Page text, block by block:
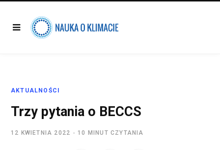
AKTUALNOŚCI
Trzy pytania o BECCS
12 KWIETNIA 2022 10 MINUT CZYTANIA